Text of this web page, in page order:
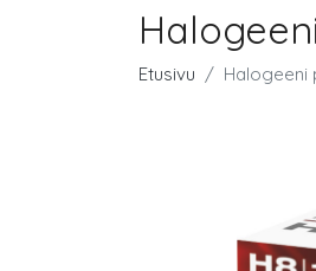
Etusivu Halogeeni